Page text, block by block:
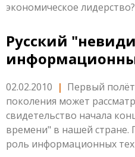
экономическое лидерство?
Русский
02.02.2010 | Первый полёт
поколения может
свидетельство начала
времени" в нашей стране.
роль информационных